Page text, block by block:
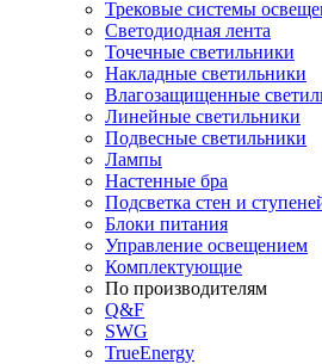
Трековые системы
Светодиодная лента
Точечные светильники
Накладные светильники
Влагозащищенные
Линейные светильники
Подвесные светильники
Лампы
Настенные бра
Подсветка стен и
Блоки питания
Управление освещением
Комплектующие
По производителям
Q&F
SWG
TrueEnergy